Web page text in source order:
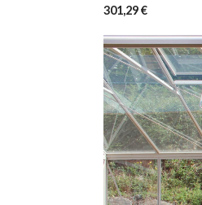
301,29 €